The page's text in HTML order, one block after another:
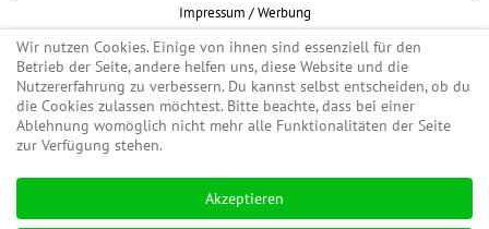
Impressum / Werbung
Datenschutzinformation
Informationspflicht WKO
AGB
Begriff "Enduro" auf Wikipedia
#enduroaustria, #wirlebenenduro #enduroaustriaracingteam
Wir nutzen Cookies. Einige von ihnen sind essenziell für den
Betrieb der Seite, andere helfen uns, diese Website und die
Nutzererfahrung zu verbessern. Du kannst selbst entscheiden, ob du
die Cookies zulassen möchtest. Bitte beachte, dass bei einer
Ablehnung womöglich nicht mehr alle Funktionalitäten der Seite
zur Verfügung stehen.
Akzeptieren